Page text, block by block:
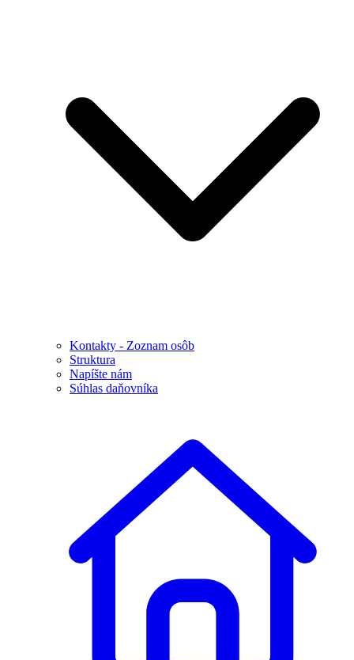
Kontakty - Zoznam osôb
Struktura
Napíšte nám
Súhlas daňovníka